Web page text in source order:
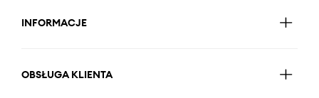
INFORMACJE
OBSŁUGA KLIENTA